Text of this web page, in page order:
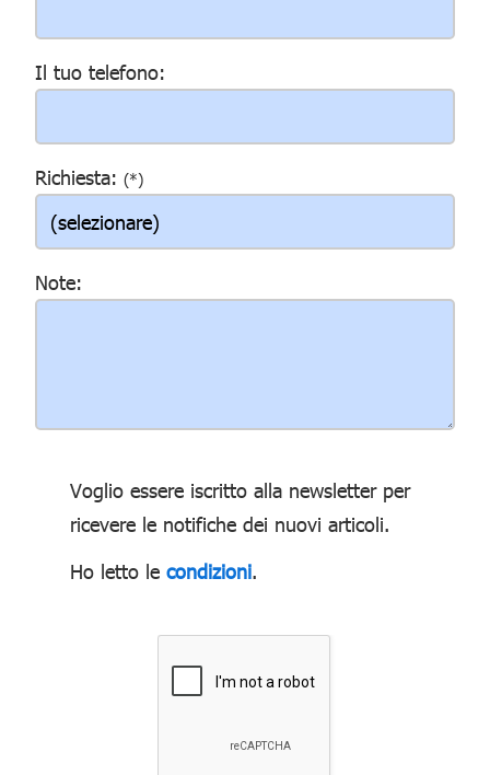
Il tuo telefono:
Richiesta: (*)
Note:
Voglio essere iscritto alla newsletter per
ricevere le notifiche dei nuovi articoli.
Ho letto le condizioni.